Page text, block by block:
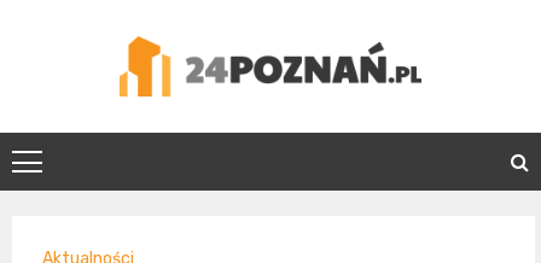
24Poznań.pl